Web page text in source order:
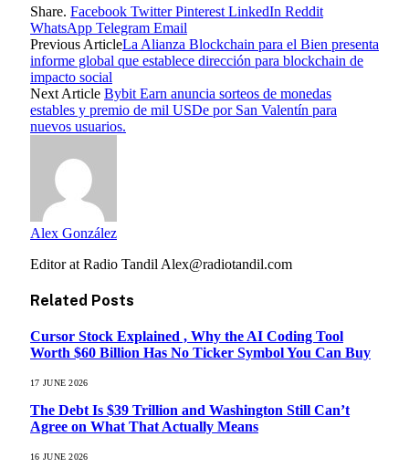
Share. Facebook Twitter Pinterest LinkedIn Reddit
WhatsApp Telegram Email
Previous ArticleLa Alianza Blockchain para el Bien presenta
informe global que establece dirección para blockchain de
impacto social
Next Article Bybit Earn anuncia sorteos de monedas
estables y premio de mil USDe por San Valentín para
nuevos usuarios.
Alex González
Editor at Radio Tandil Alex@radiotandil.com
Related Posts
Cursor Stock Explained , Why the AI Coding Tool
Worth $60 Billion Has No Ticker Symbol You Can Buy
17 JUNE 2026
The Debt Is $39 Trillion and Washington Still Can’t
Agree on What That Actually Means
16 JUNE 2026